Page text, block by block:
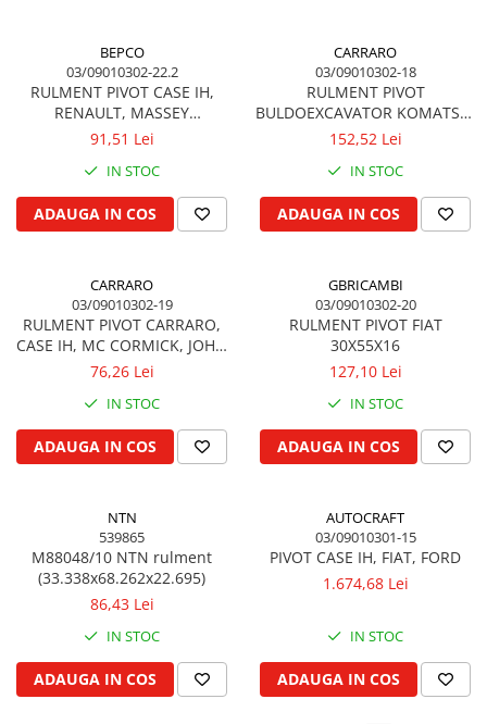
Priza de putere
Arbore ax priza de putere
Simering priza de putere
Rulment priza de putere
BEPCO
03/09010302-22.2
RULMENT PIVOT CASE IH,
RENAULT, MASSEY
FERGUSON, JOHN DEERE,
91,51 Lei
IN STOC
ADAUGA IN COS
CARRARO
03/09010302-18
RULMENT PIVOT
BULDOEXCAVATOR KOMATSU,
NEW HOLLAND, CARRARO
152,52 Lei
IN STOC
ADAUGA IN COS
CARRARO
03/09010302-19
RULMENT PIVOT CARRARO,
CASE IH, MC CORMICK, JOHN
DEERE, MASSEY FERGUSON,
76,26 Lei
IN STOC
ADAUGA IN COS
GBRICAMBI
03/09010302-20
RULMENT PIVOT FIAT
30X55X16
127,10 Lei
IN STOC
ADAUGA IN COS
NTN
539865
M88048/10 NTN rulment
(33.338x68.262x22.695)
86,43 Lei
IN STOC
ADAUGA IN COS
AUTOCRAFT
03/09010301-15
PIVOT CASE IH, FIAT, FORD
1.674,68 Lei
IN STOC
ADAUGA IN COS